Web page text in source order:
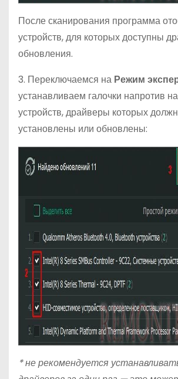
После сканирования программа
устройств, для которых доступны
обновления.
3. Переключаемся на Режим
устанавливаем галочки напротив
устройств, драйверы которых
установлены или обновлены:
* не рекомендуется